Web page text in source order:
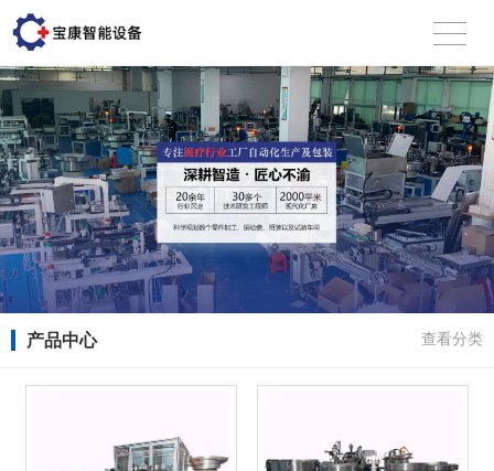
产品中心 查看分类